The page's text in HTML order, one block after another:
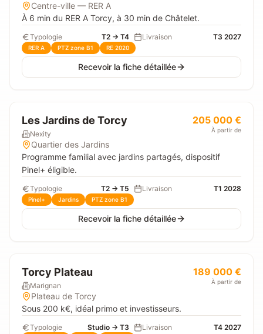
Centre-ville — RER A
À 6 min du RER A Torcy, à 30 min de Châtelet.
Typologie T2 → T4 Livraison T3 2027
RER A PTZ zone B1 RE 2020
Recevoir la fiche détaillée
Les Jardins de Torcy
Nexity
205 000 €
À partir de
Quartier des Jardins
Programme familial avec jardins partagés, dispositif
Pinel+ éligible.
Typologie T2 → T5 Livraison T1 2028
Pinel+ Jardins PTZ zone B1
Recevoir la fiche détaillée
Torcy Plateau
Marignan
189 000 €
À partir de
Plateau de Torcy
Sous 200 k€, idéal primo et investisseurs.
Typologie Studio → T3 Livraison T4 2027